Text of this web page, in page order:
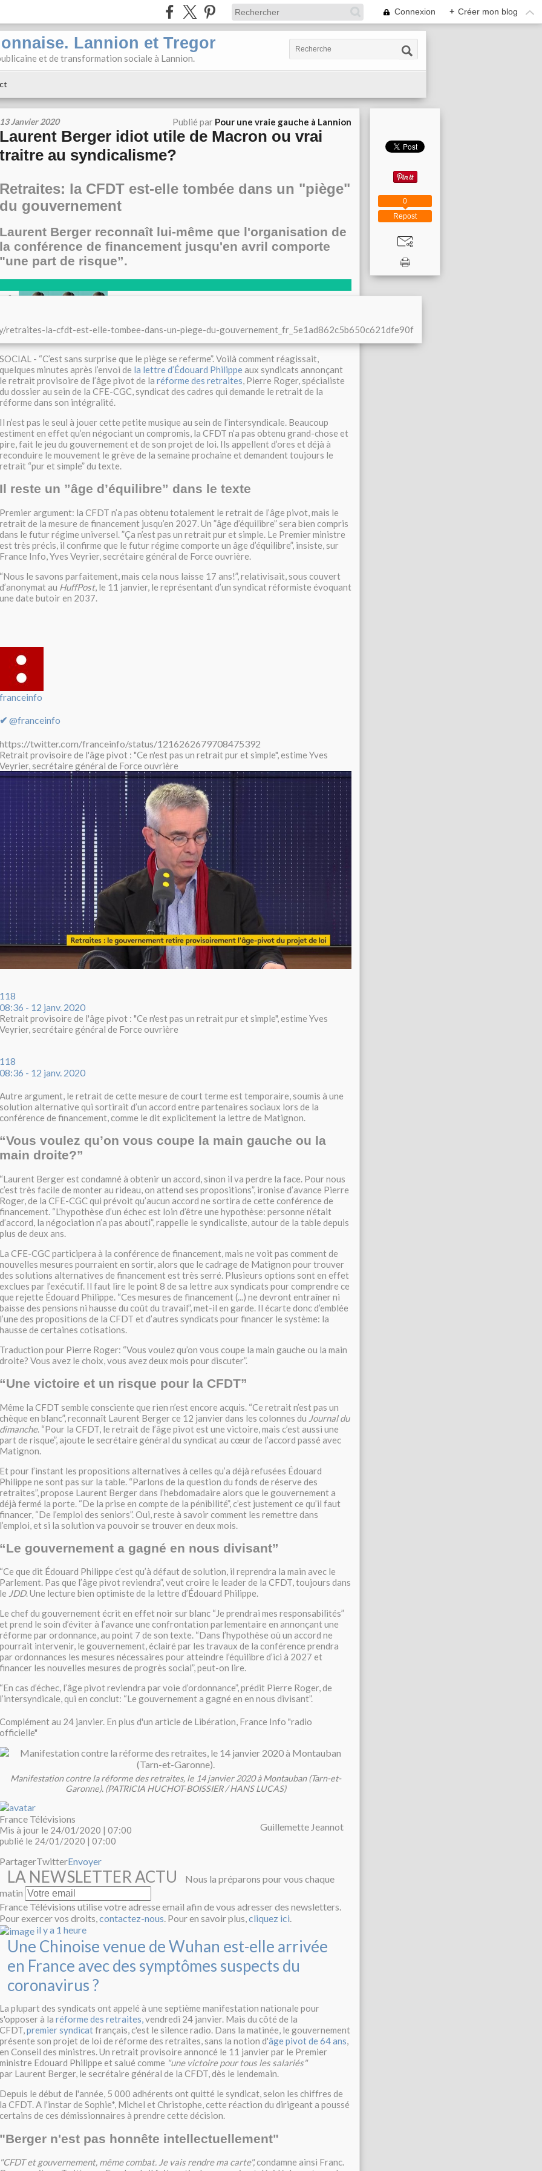
Connexion + Créer mon blog
Lannion et Tregor
et de transformation sociale à Lannion.
13 Janvier 2020 Publié par Pour une vraie gauche à Lannion
Laurent Berger idiot utile de Macron ou vrai
traitre au syndicalisme?
Retraites: la CFDT est-elle tombée dans un "piège"
du gouvernement
Laurent Berger reconnaît lui-même que l'organisation de
la conférence de financement jusqu'en avril comporte
"une part de risque”.
la-cfdt-est-elle-tombee-dans-un-piege-du-gouvernement_fr_5e1ad862c5b650c621dfe90f
SOCIAL - “C’est sans surprise que le piège se referme”. Voilà comment réagissait,
quelques minutes après l’envoi de la lettre d’Édouard Philippeaux syndicats annonçant
le retrait provisoire de l’âge pivot de la réforme des retraites, Pierre Roger, spécialiste
du dossier au sein de la CFE-CGC, syndicat des cadres qui demande le retrait de la
réforme dans son intégralité.
Il n’est pas le seul à jouer cette petite musique au sein de l’intersyndicale. Beaucoup
estiment en effet qu’en négociant un compromis, la CFDT n’a pas obtenu grand-chose et
pire, fait le jeu du gouvernement et de son projet de loi. Ils appellent d’ores et déjà à
reconduire le mouvement le grève de la semaine prochaine et demandent toujours le
retrait “pur et simple” du texte.
Il reste un ”âge d’équilibre” dans le texte
Premier argument: la CFDT n’a pas obtenu totalement le retrait de l’âge pivot, mais le
retrait de la mesure de financement jusqu’en 2027. Un ”âge d’équilibre” sera bien compris
dans le futur régime universel. ”Ça n’est pas un retrait pur et simple. Le Premier ministre
est très précis, il confirme que le futur régime comporte un âge d’équilibre”, insiste, sur
France Info, Yves Veyrier, secrétaire général de Force ouvrière.
“Nous le savons parfaitement, mais cela nous laisse 17 ans!”, relativisait, sous couvert
d’anonymat au HuffPost, le 11 janvier, le représentant d’un syndicat réformiste évoquant
une date butoir en 2037.
franceinfo
✔ @franceinfo
https://twitter.com/franceinfo/status/1216262679708475392
Retrait provisoire de l'âge pivot : "Ce n'est pas un retrait pur et simple", estime Yves
Veyrier, secrétaire général de Force ouvrière
118
08:36 - 12 janv. 2020
Retrait provisoire de l'âge pivot : "Ce n'est pas un retrait pur et simple", estime Yves
Veyrier, secrétaire général de Force ouvrière
118
08:36 - 12 janv. 2020
Autre argument, le retrait de cette mesure de court terme est temporaire, soumis à une
solution alternative qui sortirait d’un accord entre partenaires sociaux lors de la
conférence de financement, comme le dit explicitement la lettre de Matignon.
“Vous voulez qu’on vous coupe la main gauche ou la
main droite?”
“Laurent Berger est condamné à obtenir un accord, sinon il va perdre la face. Pour nous
c’est très facile de monter au rideau, on attend ses propositions”, ironise d’avance Pierre
Roger, de la CFE-CGC qui prévoit qu’aucun accord ne sortira de cette conférence de
financement. “L’hypothèse d’un échec est loin d’être une hypothèse: personne n’était
d’accord, la négociation n’a pas abouti”, rappelle le syndicaliste, autour de la table depuis
plus de deux ans.
La CFE-CGC participera à la conférence de financement, mais ne voit pas comment de
nouvelles mesures pourraient en sortir, alors que le cadrage de Matignon pour trouver
des solutions alternatives de financement est très serré. Plusieurs options sont en effet
exclues par l’exécutif. Il faut lire le point 8 de sa lettre aux syndicats pour comprendre ce
que rejette Édouard Philippe. “Ces mesures de financement (...) ne devront entraîner ni
baisse des pensions ni hausse du coût du travail”, met-il en garde. Il écarte donc d’emblée
l’une des propositions de la CFDT et d’autres syndicats pour financer le système: la
hausse de certaines cotisations.
Traduction pour Pierre Roger: “Vous voulez qu’on vous coupe la main gauche ou la main
droite? Vous avez le choix, vous avez deux mois pour discuter”.
“Une victoire et un risque pour la CFDT”
Même la CFDT semble consciente que rien n’est encore acquis. “Ce retrait n’est pas un
chèque en blanc”, reconnaît Laurent Berger ce 12 janvier dans les colonnes du Journal du
dimanche. “Pour la CFDT, le retrait de l’âge pivot est une victoire, mais c’est aussi une
part de risque”, ajoute le secrétaire général du syndicat au cœur de l’accord passé avec
Matignon.
Et pour l’instant les propositions alternatives à celles qu’a déjà refusées Édouard
Philippe ne sont pas sur la table. “Parlons de la question du fonds de réserve des
retraites”, propose Laurent Berger dans l’hebdomadaire alors que le gouvernement a
déjà fermé la porte. “De la prise en compte de la pénibilité”, c’est justement ce qu’il faut
financer, “De l’emploi des seniors”. Oui, reste à savoir comment les remettre dans
l’emploi, et si la solution va pouvoir se trouver en deux mois.
“Le gouvernement a gagné en nous divisant”
“Ce que dit Édouard Philippe c’est qu’à défaut de solution, il reprendra la main avec le
Parlement. Pas que l’âge pivot reviendra”, veut croire le leader de la CFDT, toujours dans
le JDD. Une lecture bien optimiste de la lettre d’Édouard Philippe.
Le chef du gouvernement écrit en effet noir sur blanc “Je prendrai mes responsabilités”
et prend le soin d’éviter à l’avance une confrontation parlementaire en annonçant une
réforme par ordonnance, au point 7 de son texte. “Dans l’hypothèse où un accord ne
pourrait intervenir, le gouvernement, éclairé par les travaux de la conférence prendra
par ordonnances les mesures nécessaires pour atteindre l’équilibre d’ici à 2027 et
financer les nouvelles mesures de progrès social”, peut-on lire.
“En cas d’échec, l’âge pivot reviendra par voie d’ordonnance”, prédit Pierre Roger, de
l’intersyndicale, qui en conclut: “Le gouvernement a gagné en en nous divisant”.
Complément au 24 janvier. En plus d'un article de Libération, France Info "radio
officielle"
Manifestation contre la réforme des retraites, le 14 janvier 2020 à Montauban (Tarn-et-
Garonne). (PATRICIA HUCHOT-BOISSIER / HANS LUCAS)
Guillemette Jeannot
France Télévisions
Mis à jour le 24/01/2020 | 07:00
publié le 24/01/2020 | 07:00
PartagerTwitterEnvoyer
LA NEWSLETTER ACTU
Nous la préparons pour vous chaque
matin
France Télévisions utilise votre adresse email afin de vous adresser des newsletters.
Pour exercer vos droits,contactez-nous. Pour en savoir plus,cliquez ici.
il y a 1 heure
Une Chinoise venue de Wuhan est-elle arrivée
en France avec des symptômes suspects du
coronavirus ?
La plupart des syndicats ont appelé à une septième manifestation nationale pour
s'opposer à la réforme des retraites,vendredi 24 janvier. Mais du côté de la
CFDT,premier syndicatfrançais, c'est le silence radio. Dans la matinée, le gouvernement
présente son projet de loi de réforme des retraites, sans la notion d'âge pivot de 64 ans,
en Conseil des ministres. Un retrait provisoire annoncé le 11 janvier par le Premier
ministre Edouard Philippe et salué comme "une victoire pour tous les salariés"
par Laurent Berger, le secrétaire général de la CFDT, dès le lendemain.
Depuis le début de l'année, 5 000 adhérents ont quitté le syndicat,selon les chiffres de
la CFDT.A l'instar de Sophie*, Michel et Christophe, cette réaction du dirigeant a poussé
certains de ces démissionnaires à prendre cette décision.
"Berger n'est pas honnête intellectuellement"
"CFDT et gouvernement, même combat. Je vais rendre ma carte",condamne ainsi Franc.
Repost
0